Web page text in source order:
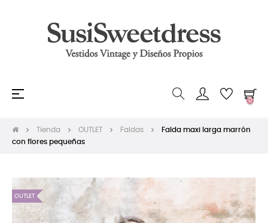
Navegación
☰
0
Tienda OUTLET Faldas
Falda maxi larga marrón
con flores pequeñas
OUTLET